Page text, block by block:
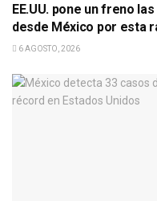
EE.UU. pone un freno
desde México por esta
6 AGOSTO, 2026